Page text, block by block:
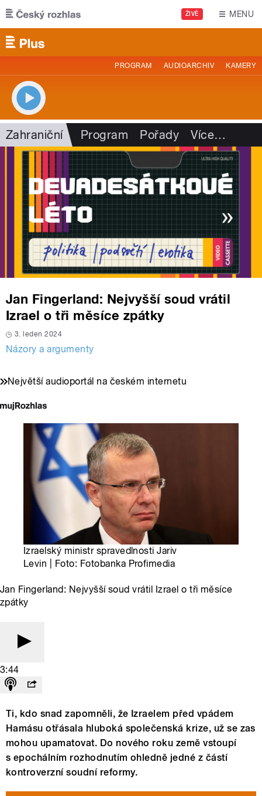
Přejít k hlavnímu obsahu
ŽIVĚ MENU
PROGRAM AUDIOARCHIV KAMERY
Zahraniční Program Pořady Více…
Jan Fingerland: Nejvyšší soud vrátil
Izrael o tři měsíce zpátky
3. leden 2024
Názory a argumenty
Největší audioportál na českém internetu
Izraelský ministr spravedlnosti Jariv
Levin | Foto: Fotobanka Profimedia
Jan Fingerland: Nejvyšší soud vrátil Izrael o tři měsíce
zpátky
3:44
Ti, kdo snad zapomněli, že Izraelem před vpádem
Hamásu otřásala hluboká společenská krize, už se zas
mohou upamatovat. Do nového roku země vstoupí
s epochálním rozhodnutím ohledně jedné z částí
kontroverzní soudní reformy.